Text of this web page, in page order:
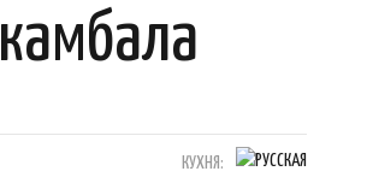
камбала
КУХНЯ: